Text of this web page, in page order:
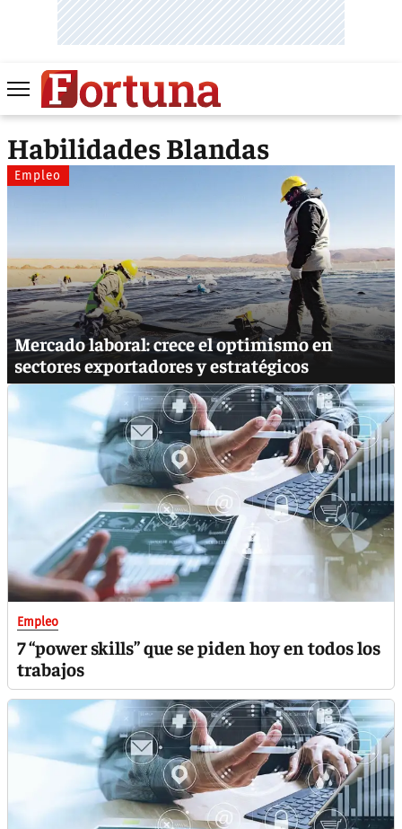
Habilidades Blandas
Empleo
Mercado laboral: crece el optimismo en
sectores exportadores y estratégicos
Empleo
7 “power skills” que se piden hoy en todos los
trabajos